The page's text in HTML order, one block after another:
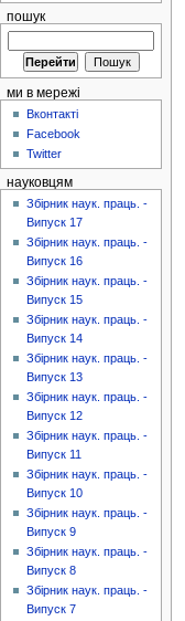
пошук
ми в мережі
Вконтакті
Facebook
Twitter
науковцям
Збірник наук. праць. -
Випуск 17
Збірник наук. праць. -
Випуск 16
Збірник наук. праць. -
Випуск 15
Збірник наук. праць. -
Випуск 14
Збірник наук. праць. -
Випуск 13
Збірник наук. праць. -
Випуск 12
Збірник наук. праць. -
Випуск 11
Збірник наук. праць. -
Випуск 10
Збірник наук. праць. -
Випуск 9
Збірник наук. праць. -
Випуск 8
Збірник наук. праць. -
Випуск 7